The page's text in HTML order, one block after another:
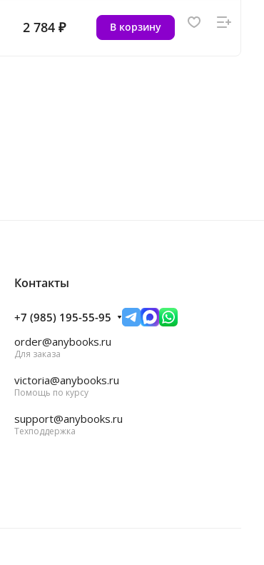
2 784 ₽ В корзину
Контакты
+7 (985) 195-55-95
order@anybooks.ru
Для заказа
victoria@anybooks.ru
Помощь по курсу
support@anybooks.ru
Техподдержка